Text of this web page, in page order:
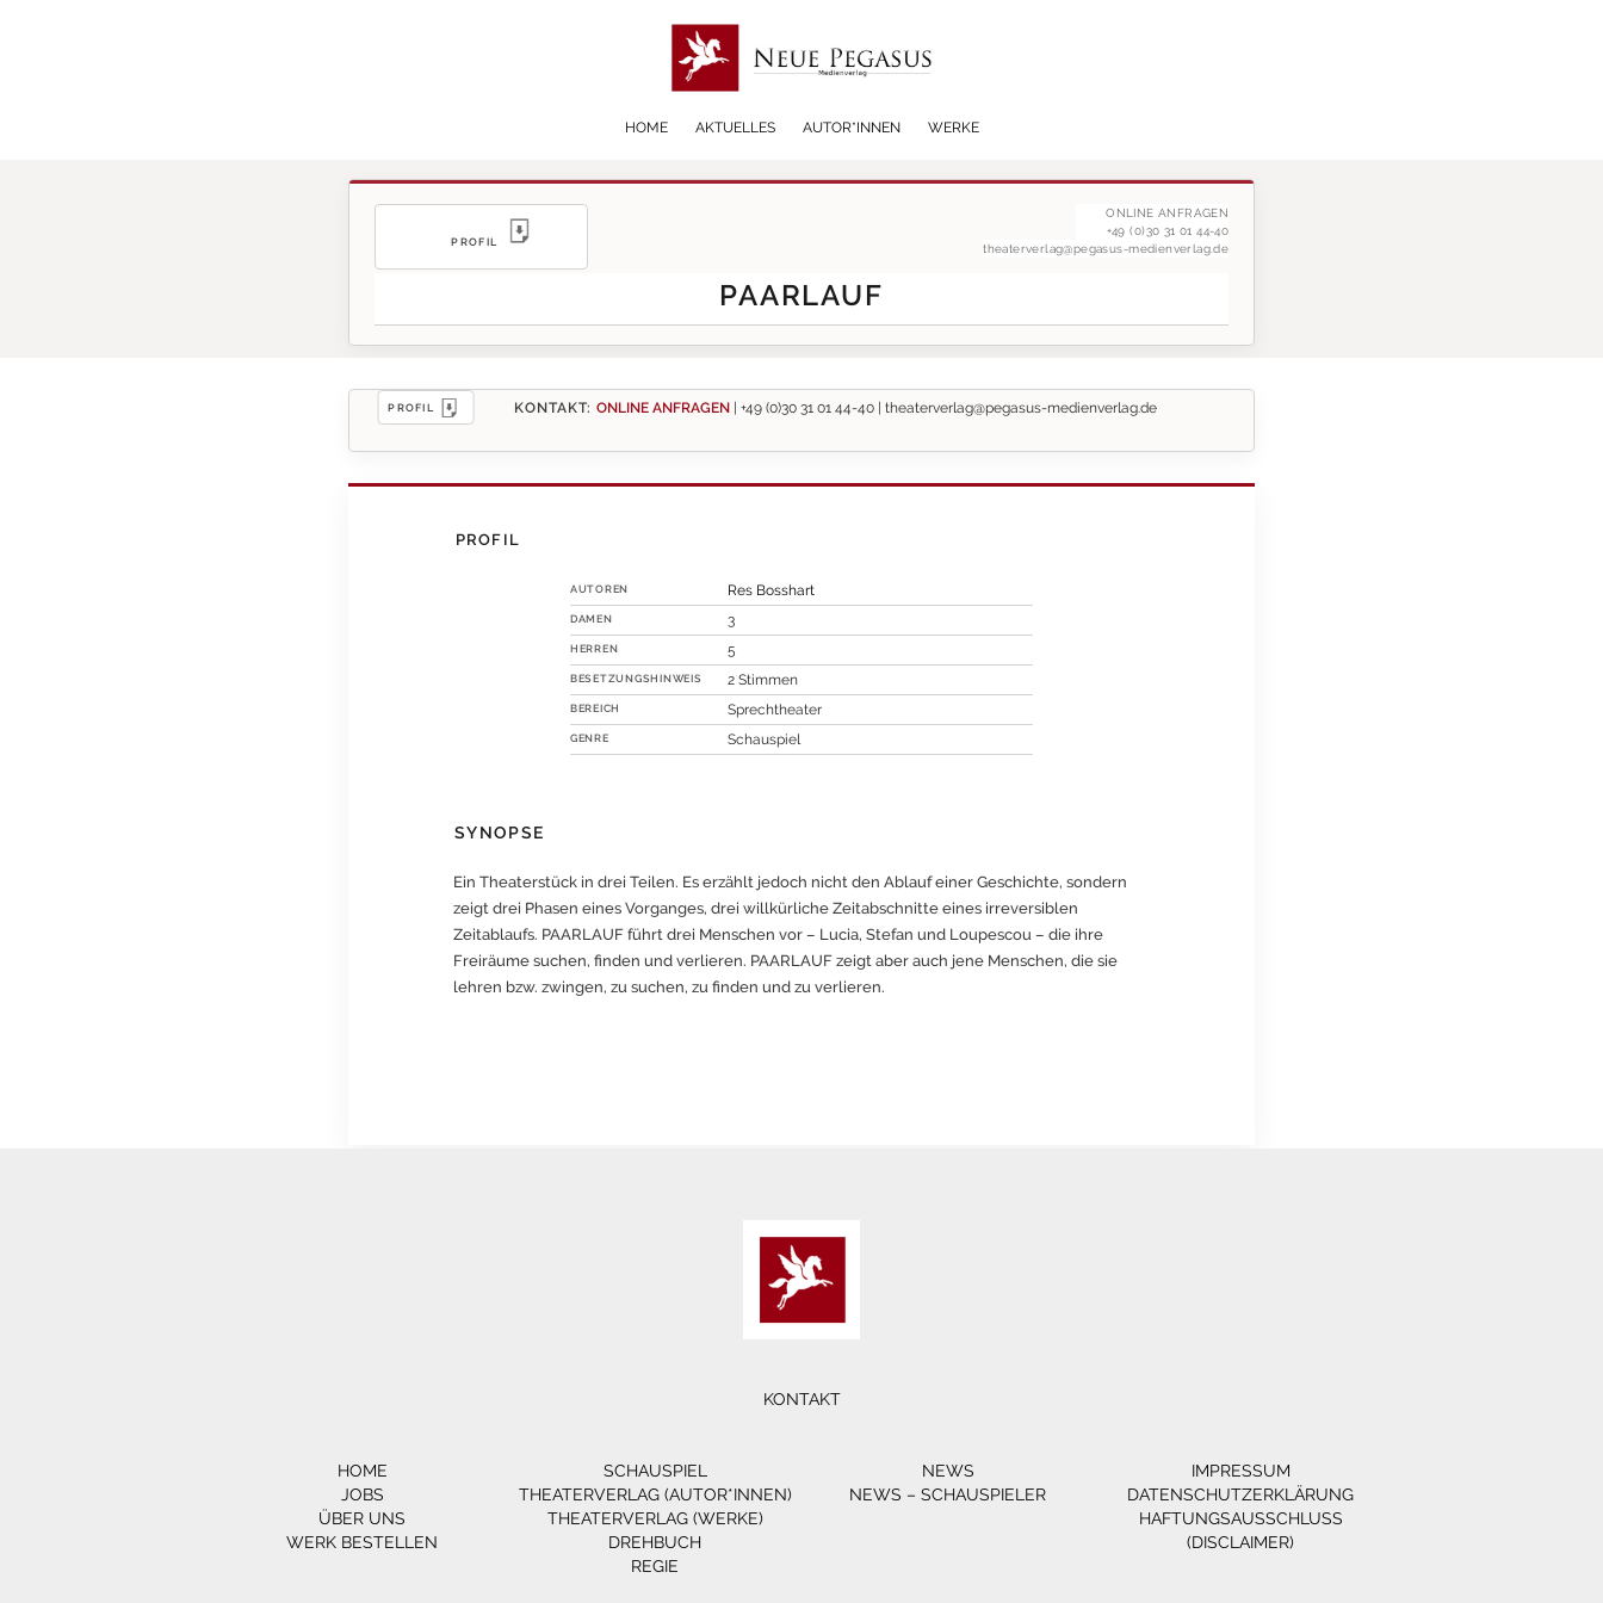
HOME AKTUELLES AUTOR*INNEN WERKE
PROFIL
ONLINE ANFRAGEN
+49 (0)30 31 01 44-40
theaterverlag@pegasus-medienverlag.de
PAARLAUF
PROFIL KONTAKT: ONLINE ANFRAGEN |+49 (0)30 31 01 44-40 |theaterverlag@pegasus-medienverlag.de
PROFIL
AUTOREN Res Bosshart
DAMEN 3
HERREN 5
BESETZUNGSHINWEIS 2 Stimmen
BEREICH Sprechtheater
GENRE Schauspiel
SYNOPSE
Ein Theaterstück in drei Teilen. Es erzählt jedoch nicht den Ablauf einer Geschichte, sondern
zeigt drei Phasen eines Vorganges, drei willkürliche Zeitabschnitte eines irreversiblen
Zeitablaufs. PAARLAUF führt drei Menschen vor – Lucia, Stefan und Loupescou – die ihre
Freiräume suchen, finden und verlieren. PAARLAUF zeigt aber auch jene Menschen, die sie
lehren bzw. zwingen, zu suchen, zu finden und zu verlieren.
KONTAKT
HOME
JOBS
ÜBER UNS
WERK BESTELLEN
SCHAUSPIEL
THEATERVERLAG (AUTOR*INNEN)
THEATERVERLAG (WERKE)
DREHBUCH
REGIE
NEWS
NEWS – SCHAUSPIELER
IMPRESSUM
DATENSCHUTZERKLÄRUNG
HAFTUNGSAUSSCHLUSS
(DISCLAIMER)